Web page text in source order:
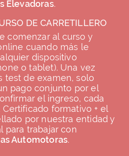
Elevadoras.
DE CARRETILLERO
comenzar al curso y
cuando más le
dispositivo
o tablet). Una vez
test de examen, solo
pago conjunto por el
el ingreso, cada
formativo + el
por nuestra entidad y
para trabajar con
Automotoras.